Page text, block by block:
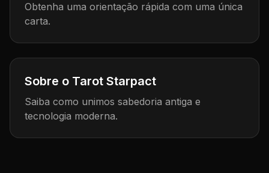
Obtenha uma orientação rápida com uma única
carta.
Sobre o Tarot Starpact
Saiba como unimos sabedoria antiga e
tecnologia moderna.